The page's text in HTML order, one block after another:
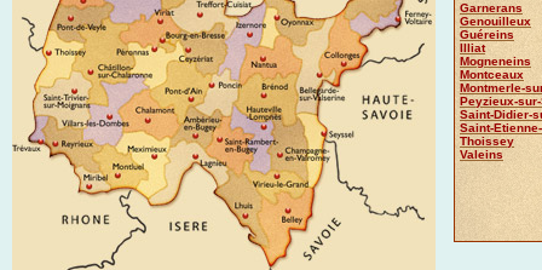
Garnerans
Genouilleux
Guéreins
Illiat
Mogneneins
Montceaux
Montmerle-
Peyzieux-
Saint-Didier-
Saint-
Thoissey
Valeins